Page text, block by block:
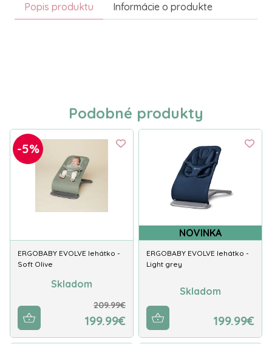
Popis produktu Informácie o produkte
Podobné produkty
-5%
ERGOBABY EVOLVE lehátko -
Soft Olive
Skladom
209.99€
199.99€
NOVINKA
ERGOBABY EVOLVE lehátko -
Light grey
Skladom
199.99€